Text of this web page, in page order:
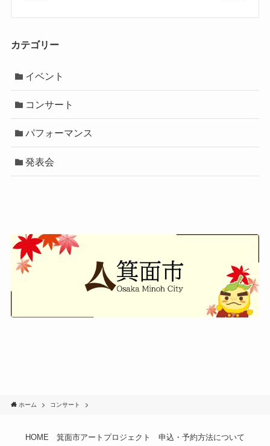
カテゴリー
イベント
コンサート
パフォーマンス
発表会
ホーム コンサート
HOME 箕面市アートプロジェクト 申込・予約方法について